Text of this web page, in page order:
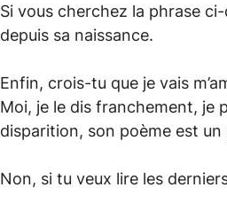
Si vous cherchez la phrase
depuis sa naissance.
Enfin, crois-tu que je vais
Moi, je le dis franchement, je
disparition, son poème est
Non, si tu veux lire les